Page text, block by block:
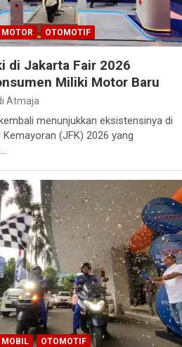
MOTOR OTOMOTIF
di Jakarta Fair 2026
Miliki Motor Baru
Atmaja
menunjukkan eksistensinya di
(JFK) 2026 yang
MOBIL OTOMOTIF